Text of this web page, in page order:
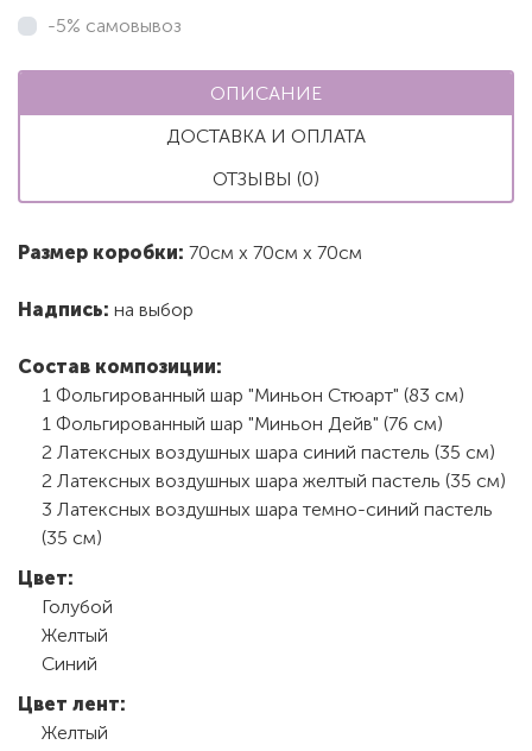
-5% самовывоз
ОПИСАНИЕ
ДОСТАВКА И ОПЛАТА
ОТЗЫВЫ (0)
Размер коробки: 70см х 70см х 70см
Надпись: на выбор
Состав композиции:
1 Фольгированный шар "Миньон Стюарт" (83 см)
1 Фольгированный шар "Миньон Дейв" (76 см)
2 Латексных воздушных шара синий пастель (35 см)
2 Латексных воздушных шара желтый пастель (35 см)
3 Латексных воздушных шара темно-синий пастель
(35 см)
Цвет:
Голубой
Желтый
Синий
Цвет лент:
Желтый